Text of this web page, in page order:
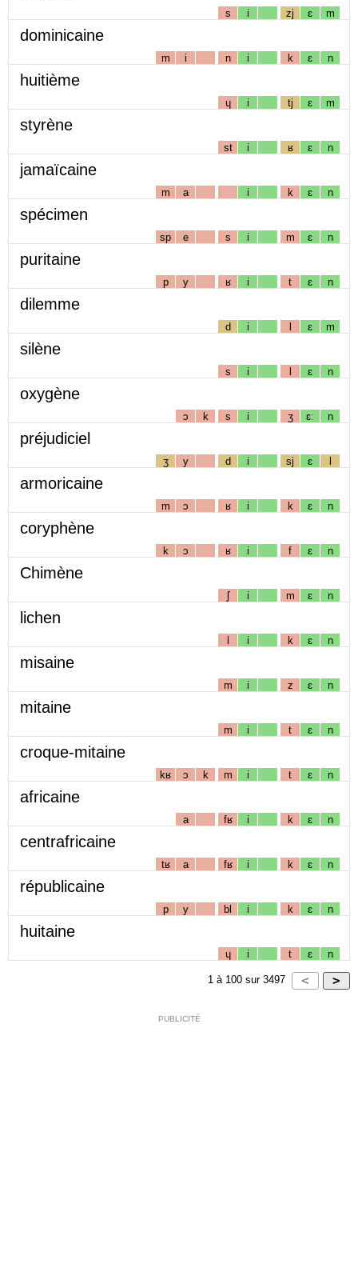
s i zj ɛ m
dominicaine
m i n i k ɛ n
huitième
ɥ i tj ɛ m
styrène
st i ʁ ɛ n
jamaïcaine
m a i k ɛ n
spécimen
sp e s i m ɛ n
puritaine
p y ʁ i t ɛ n
dilemme
d i l ɛ m
silène
s i l ɛ n
oxygène
ɔ k s i ʒ ɛː n
préjudiciel
ʒ y d i sj ɛ l
armoricaine
m ɔ ʁ i k ɛ n
coryphène
k ɔ ʁ i f ɛ n
Chimène
ʃ i m ɛ n
lichen
l i k ɛ n
misaine
m i z ɛ n
mitaine
m i t ɛ n
croque-mitaine
kʁ ɔ k m i t ɛ n
africaine
a fʁ i k ɛ n
centrafricaine
tʁ a fʁ i k ɛ n
républicaine
p y bl i k ɛ n
huitaine
ɥ i t ɛ n
1 à 100 sur 3497
PUBLICITÉ